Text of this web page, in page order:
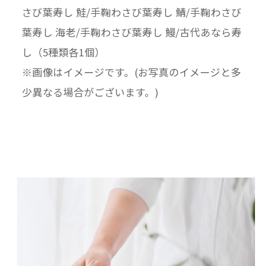
さび葉寿し 鮭/手鞠わさび葉寿し 鯖/手鞠わさび
葉寿し 海老/手鞠わさび葉寿し 鰻/古代あなら寿
し（5種類各1個）
※画像はイメージです。(お写真のイメージと多
少異なる場合がございます。)